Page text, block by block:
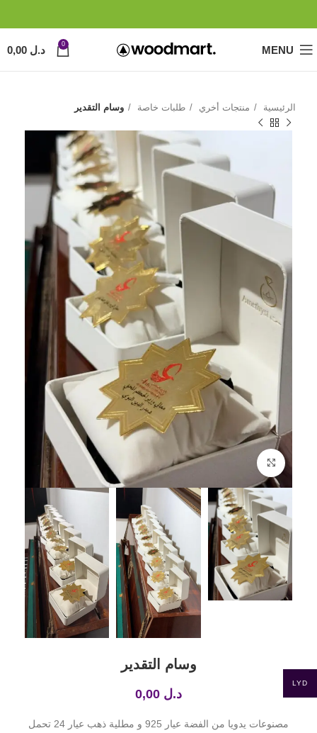
MENU
0 د.ل
الرئيسية منتجات أخري طلبات خاصة وسام التقدير
Click to enlarge
وسام التقدير
د.ل
مصنوعات يدويا من الفضة عيار 925 و مطلية ذهب عيار 24 تحمل
LYD